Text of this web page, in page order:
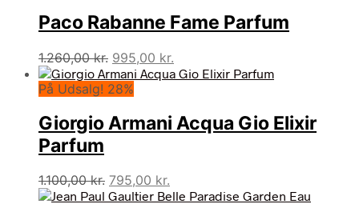
Paco Rabanne Fame Parfum
1.260,00kr. Den
oprindelige
pris
1.260,00 kr..
995,00 kr.
aktuelle
995,00 kr..
På Udsalg! 28%
Giorgio Armani Acqua Gio Elixir
Parfum
1.100,00kr. Den
oprindelige
795,00 kr.
aktuelle